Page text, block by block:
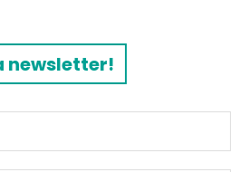
newsletter!